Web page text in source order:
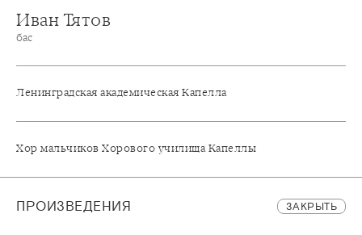
Иван Тятов
бас
Ленинградская академическая Капелла
Хор мальчиков Хорового училища Капеллы
ПРОИЗВЕДЕНИЯ ЗАКРЫТЬ